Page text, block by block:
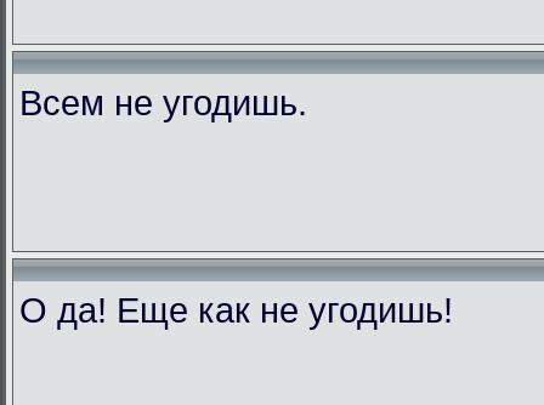
Всем не угодишь.
О да! Еще как не угодишь!